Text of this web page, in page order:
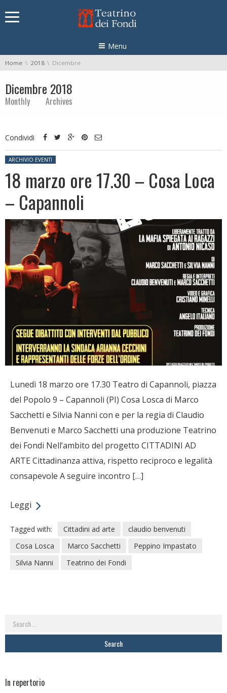
Menu
You are here:
Home 2018 Dicembre
Dicembre 2018
Monthly Archives
Condividi
Posted in:
ARCHIVIO EVENTI
18 marzo ore 17.30 – Cosa Loca
– Capannoli
Lunedì 18 marzo ore 17.30 Teatro di Capannoli, piazza
del Popolo 9 – Capannoli (PI) Cosa Losca di Marco
Sacchetti e Silvia Nanni con e per la regia di Claudio
Benvenuti e Marco Sacchetti una produzione Teatrino
dei Fondi Nell’ambito del progetto CITTADINI AD
ARTE Cittadinanza attiva, rispetto reciproco e legalità
consapevole A seguire incontro […]
Leggi
Tagged with: Cittadini ad arte
claudio benvenuti
Cosa Losca
Marco Sacchetti
Peppino Impastato
Silvia Nanni
Teatrino dei Fondi
Search
In repertorio